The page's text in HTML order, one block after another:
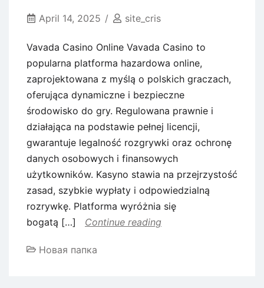
April 14, 2025 site_cris
Vavada Casino Online Vavada Casino to
popularna platforma hazardowa online,
zaprojektowana z myślą o polskich graczach,
oferująca dynamiczne i bezpieczne
środowisko do gry. Regulowana prawnie i
działająca na podstawie pełnej licencji,
gwarantuje legalność rozgrywki oraz ochronę
danych osobowych i finansowych
użytkowników. Kasyno stawia na przejrzystość
zasad, szybkie wypłaty i odpowiedzialną
rozrywkę. Platforma wyróżnia się
bogatą […]
Continue reading
Новая папка